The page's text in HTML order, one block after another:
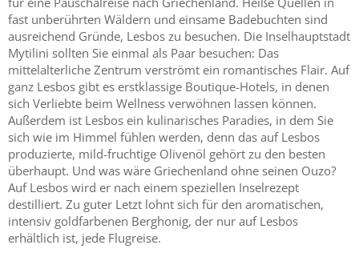
fast unberührten Wäldern und einsame Badebuchten sind
ausreichend Gründe, Lesbos zu besuchen. Die Inselhauptstadt
Mytilini sollten Sie einmal als Paar besuchen: Das
mittelalterliche Zentrum verströmt ein romantisches Flair. Auf
ganz Lesbos gibt es erstklassige Boutique-Hotels, in denen
sich Verliebte beim Wellness verwöhnen lassen können.
Außerdem ist Lesbos ein kulinarisches Paradies, in dem Sie
sich wie im Himmel fühlen werden, denn das auf Lesbos
produzierte, mild-fruchtige Olivenöl gehört zu den besten
überhaupt. Und was wäre Griechenland ohne seinen Ouzo?
Auf Lesbos wird er nach einem speziellen Inselrezept
destilliert. Zu guter Letzt lohnt sich für den aromatischen,
intensiv goldfarbenen Berghonig, der nur auf Lesbos
erhältlich ist, jede Flugreise.